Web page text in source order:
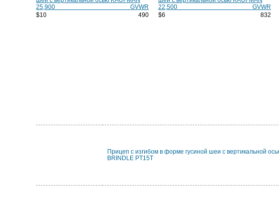
25,900 GVWR
$10 490
22,500 GVWR
$6 832
Прицеп с изгибом в форме гусиной шеи с вертикальной
BRINDLE PT15T